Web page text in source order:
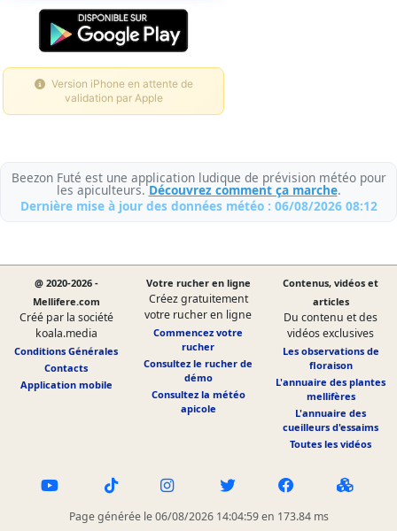
Version iPhone en attente de
validation par Apple
Beezon Futé est une application ludique de prévision météo pour
les apiculteurs.Découvrez comment ça marche.
Dernière mise à jour des données météo : 06/08/2026 08:12
@ 2020-2026 -
Mellifere.com
Créé par la société
koala.media
Conditions Générales
Contacts
Application mobile
Votre rucher en ligne
Créez gratuitement
votre rucher en ligne
Commencez votre
rucher
Consultez le rucher de
démo
Consultez la météo
apicole
Contenus, vidéos et
articles
Du contenu et des
vidéos exclusives
Les observations de
floraison
L'annuaire des plantes
mellifères
L'annuaire des
cueilleurs d'essaims
Toutes les vidéos
Page générée le 06/08/2026 14:04:59 en 173.84 ms